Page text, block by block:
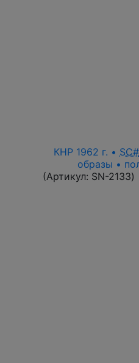
КНР 1962 г. • SC#
образы •
(Артикул: SN-2133)